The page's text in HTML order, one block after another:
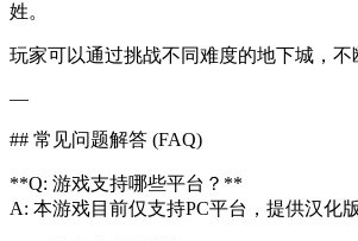
姓。
玩家可以通过挑战不同难度的地下城，
—
## 常见问题解答 (FAQ)
**Q: 游戏支持哪些平台？**
A: 本游戏目前仅支持PC平台，提供汉化